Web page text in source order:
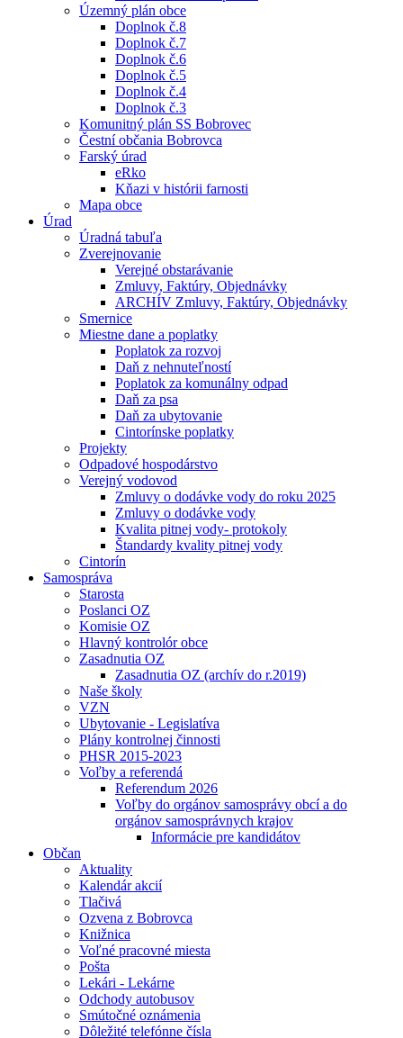
Územný plán obce
Doplnok č.8
Doplnok č.7
Doplnok č.6
Doplnok č.5
Doplnok č.4
Doplnok č.3
Komunitný plán SS Bobrovec
Čestní občania Bobrovca
Farský úrad
eRko
Kňazi v histórii farnosti
Mapa obce
Úrad
Úradná tabuľa
Zverejnovanie
Verejné obstarávanie
Zmluvy, Faktúry, Objednávky
ARCHÍV Zmluvy, Faktúry, Objednávky
Smernice
Miestne dane a poplatky
Poplatok za rozvoj
Daň z nehnuteľností
Poplatok za komunálny odpad
Daň za psa
Daň za ubytovanie
Cintorínske poplatky
Projekty
Odpadové hospodárstvo
Verejný vodovod
Zmluvy o dodávke vody do roku 2025
Zmluvy o dodávke vody
Kvalita pitnej vody- protokoly
Štandardy kvality pitnej vody
Cintorín
Samospráva
Starosta
Poslanci OZ
Komisie OZ
Hlavný kontrolór obce
Zasadnutia OZ
Zasadnutia OZ (archív do r.2019)
Naše školy
VZN
Ubytovanie - Legislatíva
Plány kontrolnej činnosti
PHSR 2015-2023
Voľby a referendá
Referendum 2026
Voľby do orgánov samosprávy obcí a do
orgánov samosprávnych krajov
Informácie pre kandidátov
Občan
Aktuality
Kalendár akcií
Tlačivá
Ozvena z Bobrovca
Knižnica
Voľné pracovné miesta
Pošta
Lekári - Lekárne
Odchody autobusov
Smútočné oznámenia
Dôležité telefónne čísla